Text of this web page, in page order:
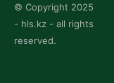
© Copyright 2025
- hls.kz - all rights
reserved.